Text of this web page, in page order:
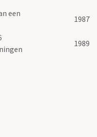
een
1987
1989